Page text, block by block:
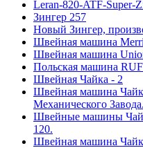
Leran-820-ATF-Super-
Зингер 257
Новый Зингер,
Швейная машина
Швейная машина
Польская машина
Швейная Чайка - 2
Швейная машина
Механического
Швейные машины
120.
Швейная машина